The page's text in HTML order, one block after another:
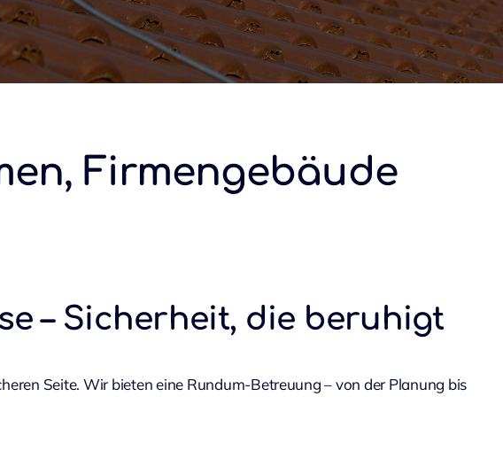
Firmengebäude
– Sicherheit, die beruhigt
Seite. Wir bieten eine Rundum-Betreuung – von der Planung bis